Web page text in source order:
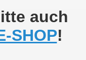
auch
SHOP!